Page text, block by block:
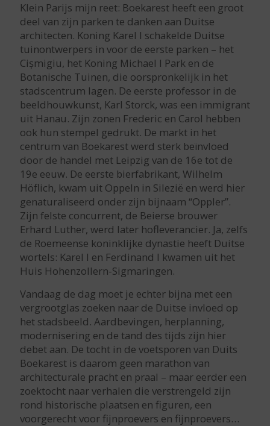
Klein Parijs mijn reet: Boekarest heeft een groot
deel van zijn parken te danken aan Duitse
architecten. Koning Karel I schakelde Duitse
tuinontwerpers in voor de eerste parken – het
Cișmigiu, het Koning Michael I Park en de
Botanische Tuinen, die oorspronkelijk in het
stadscentrum lagen. De eerste professor in de
beeldhouwkunst, Karl Storck, was een immigrant
uit Hanau. Zijn zonen Frederic en Carol hebben
ook hun stempel gedrukt. De markt in het
centrum van Boekarest werd sterk beïnvloed
door de handel met Leipzig van de 16e tot de
19e eeuw. De eerste bierfabrikant, Wilhelm
Höflich, kwam uit Oppeln in Silezië en werd hier
genaturaliseerd onder zijn bijnaam “Oppler”.
Zijn felste concurrent, de Beierse brouwer
Erhard Luther, werd later hofleverancier. Ja, zelfs
de Roemeense koninklijke dynastie heeft Duitse
wortels: Karel I en Ferdinand I kwamen uit het
Huis Hohenzollern-Sigmaringen.
Vandaag de dag moet je echter bijna met een
vergrootglas zoeken naar de Duitse invloed op
het stadsbeeld. Aardbevingen, herplanning,
modernisering en de tand des tijds zijn hier
debet aan. De tocht in de voetsporen van Duits
Boekarest is daarom geen marathon van
architecturale pracht en praal – maar eerder een
zoektocht naar verhalen die verstrengeld zijn
rond historische plaatsen en figuren, een
voorgerecht voor fijnproevers en fijnproevers…